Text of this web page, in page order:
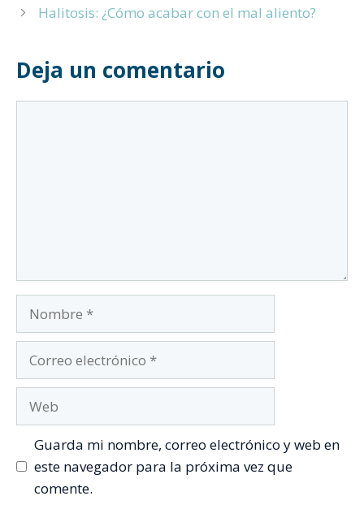
Halitosis: ¿Cómo acabar con el mal aliento?
Deja un comentario
Guarda mi nombre, correo electrónico y web en
este navegador para la próxima vez que
comente.